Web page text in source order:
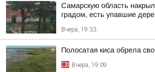
Самарскую область
градом, есть упавшие
Вчера, 19:33
Полосатая киса обрела
Вчера, 19:09